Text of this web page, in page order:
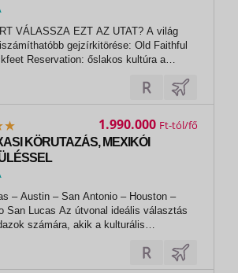
VÁLASSZA EZT AZ UTAT? A világ
gejzírkitörése: Old Faithful
Reservation: őslakos kultúra a
KÖRUTAZÁS, MEXIKÓI
– Austin – San Antonio – Houston –
San Lucas Az útvonal ideális választás
számára, akik a kulturális
pihenést egyetlen, harmonikus
keretében szeretnék megélni. 1. nap •
1.990.000 Ft